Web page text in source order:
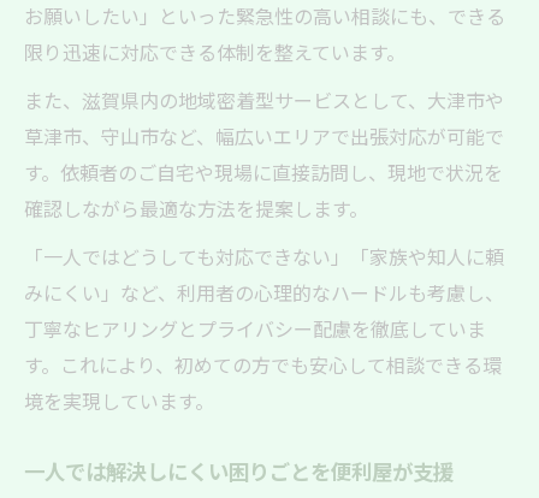
お願いしたい」といった緊急性の高い相談にも、できる
限り迅速に対応できる体制を整えています。
また、滋賀県内の地域密着型サービスとして、大津市や
草津市、守山市など、幅広いエリアで出張対応が可能で
す。依頼者のご自宅や現場に直接訪問し、現地で状況を
確認しながら最適な方法を提案します。
「一人ではどうしても対応できない」「家族や知人に頼
みにくい」など、利用者の心理的なハードルも考慮し、
丁寧なヒアリングとプライバシー配慮を徹底していま
す。これにより、初めての方でも安心して相談できる環
境を実現しています。
一人では解決しにくい困りごとを便利屋が支援